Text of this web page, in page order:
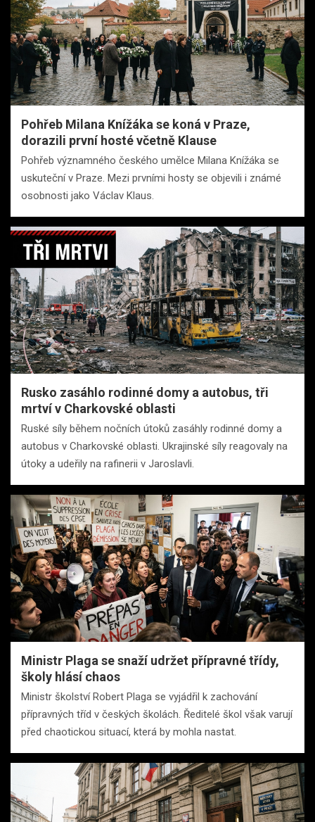
Pohřeb Milana Knížáka se koná v Praze,
dorazili první hosté včetně Klause
Pohřeb významného českého umělce Milana Knížáka se
uskuteční v Praze. Mezi prvními hosty se objevili i známé
osobnosti jako Václav Klaus.
Rusko zasáhlo rodinné domy a autobus, tři
mrtví v Charkovské oblasti
Ruské síly během nočních útoků zasáhly rodinné domy a
autobus v Charkovské oblasti. Ukrajinské síly reagovaly na
útoky a udeřily na rafinerii v Jaroslavli.
Ministr Plaga se snaží udržet přípravné třídy,
školy hlásí chaos
Ministr školství Robert Plaga se vyjádřil k zachování
přípravných tříd v českých školách. Ředitelé škol však varují
před chaotickou situací, která by mohla nastat.